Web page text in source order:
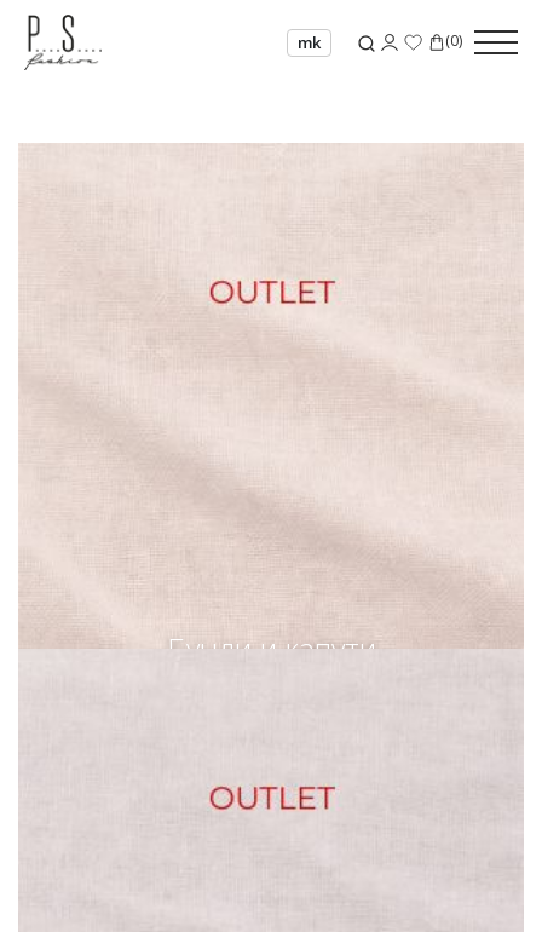
mk (0)
Бунди и капути